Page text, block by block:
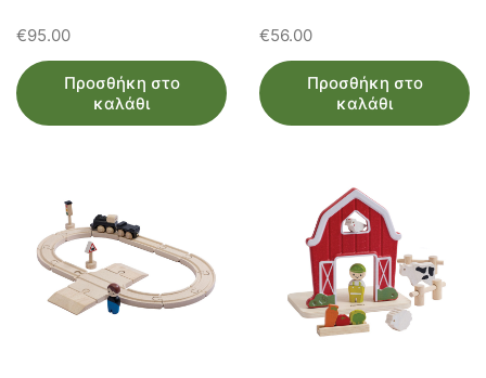
€95.00
Προσθήκη στο
καλάθι
€56.00
Προσθήκη στο
καλάθι